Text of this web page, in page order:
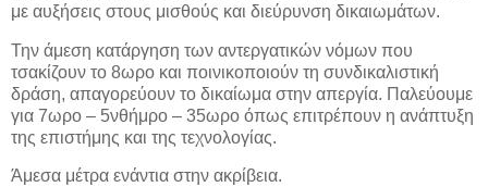
με αυξήσεις στους μισθούς και διεύρυνση δικαιωμάτων.
Την άμεση κατάργηση των αντεργατικών νόμων που
τσακίζουν το 8ωρο και ποινικοποιούν τη συνδικαλιστική
δράση, απαγορεύουν το δικαίωμα στην απεργία. Παλεύουμε
για 7ωρο – 5νθήμρο – 35ωρο όπως επιτρέπουν η ανάπτυξη
της επιστήμης και της τεχνολογίας.
Άμεσα μέτρα ενάντια στην ακρίβεια.